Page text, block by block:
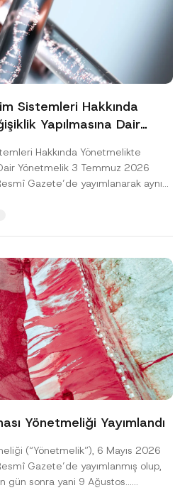
Sistemleri Hakkında
Yapılmasına Dair
Hakkında Yönetmelikte
Yönetmelik 3 Temmuz 2026
Gazete’de yayımlanarak aynı
Yönetmeliği Yayımlandı
(“Yönetmelik”), 6 Mayıs 2026
Gazete’de yayımlanmış olup,
gün sonra yani 9 Ağustos...